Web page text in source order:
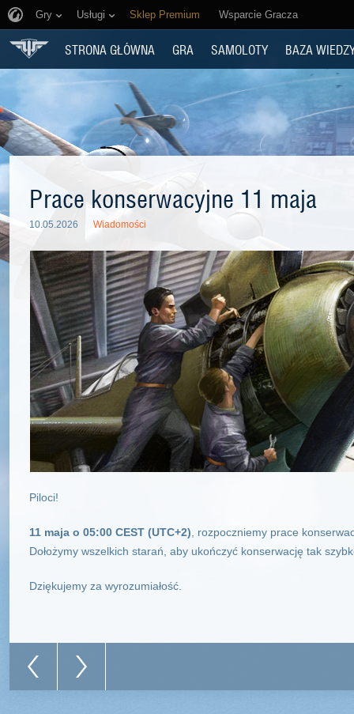
Gry Usługi Sklep Premium Wsparcie Gracza
STRONA GŁÓWNA GRA SAMOLOTY BAZA
Prace konserwacyjne 11 maja
10.05.2026 Wiadomości
Piloci!
11 maja o 05:00 CEST (UTC+2) , rozpoczniemy prace
Dołożymy wszelkich starań, aby ukończyć konserwację tak
Dziękujemy za wyrozumiałość.